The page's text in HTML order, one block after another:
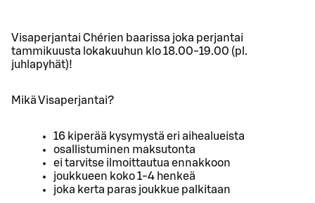
Visaperjantai Chérien baarissa joka perjantai
tammikuusta lokakuuhun klo 18.00-19.00 (pl.
juhlapyhät)!
Mikä Visaperjantai?
16 kiperää kysymystä eri aihealueista
osallistuminen maksutonta
ei tarvitse ilmoittautua ennakkoon
joukkueen koko 1-4 henkeä
joka kerta paras joukkue palkitaan